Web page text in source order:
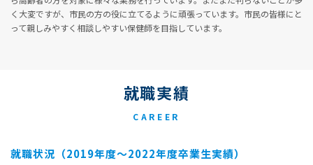
く大変ですが、市民の方の役に立てるように頑張っています。市民の皆様にと
って親しみやすく相談しやすい保健師を目指しています。
就職実績
CAREER
就職状況（2019年度～2022年度卒業生実績）